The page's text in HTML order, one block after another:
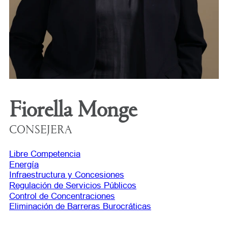
Fiorella Monge
CONSEJERA
Libre Competencia
Energía
Infraestructura y Concesiones
Regulación de Servicios Públicos
Control de Concentraciones
Eliminación de Barreras Burocráticas